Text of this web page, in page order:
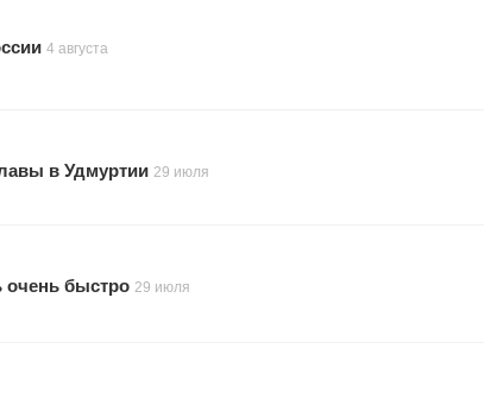
4 августа
в Удмуртии 29 июля
очень быстро 29 июля